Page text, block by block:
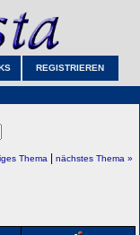
REGISTRIEREN
Thema nächstes Thema »